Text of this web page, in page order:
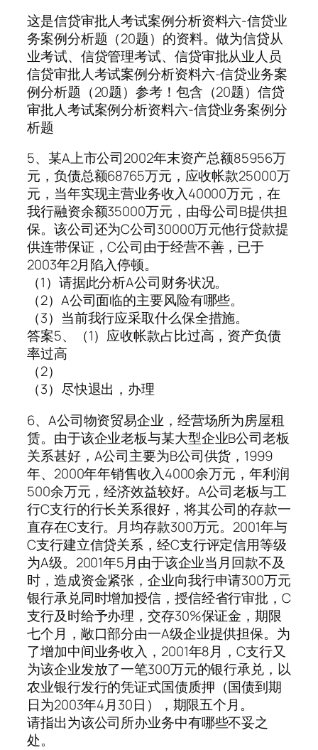
这是信贷审批人考试案例分析资料六-信贷业
务案例分析题（20题）的资料。做为信贷从
业考试、信贷管理考试、信贷审批从业人员
信贷审批人考试案例分析资料六-信贷业务案
例分析题（20题）参考！包含（20题）信贷
审批人考试案例分析资料六-信贷业务案例分
析题
5、某A上市公司2002年末资产总额85956万
元，负债总额68765万元，应收帐款25000万
元，当年实现主营业务收入40000万元，在
我行融资余额35000万元，由母公司B提供担
保。该公司还为C公司30000万元他行贷款提
供连带保证，C公司由于经营不善，已于
2003年2月陷入停顿。
（1）请据此分析A公司财务状况。
（2）A公司面临的主要风险有哪些。
（3）当前我行应采取什么保全措施。
答案5、（1）应收帐款占比过高，资产负债
率过高
（2）
（3）尽快退出，办理
6、A公司物资贸易企业，经营场所为房屋租
赁。由于该企业老板与某大型企业B公司老板
关系甚好，A公司主要为B公司供货，1999
年、2000年年销售收入4000余万元，年利润
500余万元，经济效益较好。A公司老板与工
行C支行的行长关系很好，将其公司的存款一
直存在C支行。月均存款300万元。2001年与
C支行建立信贷关系，经C支行评定信用等级
为A级。2001年5月由于该企业当月回款不及
时，造成资金紧张，企业向我行申请300万元
银行承兑同时增加授信，授信经省行审批，C
支行及时给予办理，交存30%保证金，期限
七个月，敞口部分由一A级企业提供担保。为
了增加中间业务收入，2001年8月，C支行又
为该企业发放了一笔300万元的银行承兑，以
农业银行发行的凭证式国债质押（国债到期
日为2003年4月30日），期限五个月。
请指出为该公司所办业务中有哪些不妥之
处。